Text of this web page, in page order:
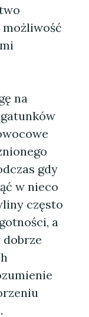
możliwość
na
gdy
w nieco
często
a
dobrze